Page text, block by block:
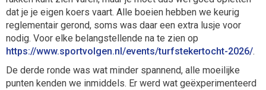
dat je je eigen koers vaart. Alle boeien hebben we keurig
reglementair gerond, soms was daar een extra lusje voor
nodig. Voor elke belangstellende na te zien op
https://www.sportvolgen.nl/events/turfstekertocht-2026/.
De derde ronde was wat minder spannend, alle moeilijke
punten kenden we inmiddels. Er werd wat geëxperimenteerd